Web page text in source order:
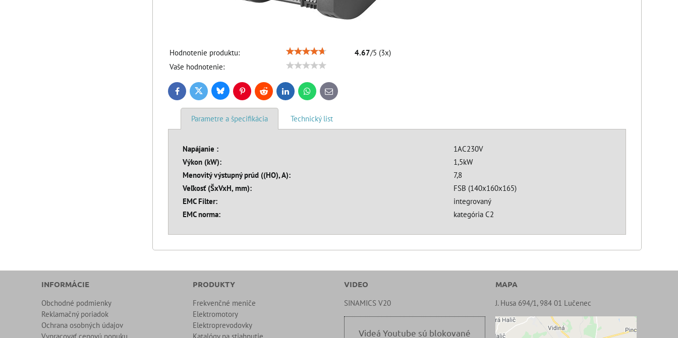
Hodnotenie produktu: 4.67/5 (3x)
Vaše hodnotenie:
FacebookTwitter BlueskyPinterestReddit LinkedInWhatsApp
E-
mail
Parametre a špecifikácia Technický list
Napájanie :
1AC230V
Výkon (kW):
1,5kW
Menovitý výstupný prúd ((HO), A):
7,8
Veľkosť (ŠxVxH, mm):
FSB (140x160x165)
EMC Filter:
integrovaný
EMC norma:
kategória C2
INFORMÁCIE
Obchodné podmienky
Reklamačný poriadok
Ochrana osobných údajov
PRODUKTY
Frekvenčné meniče
Elektromotory
Elektroprevodovky
VIDEO
SINAMICS V20
Videá Youtube sú blokované
MAPA
J. Husa 694/1, 984 01 Lučenec